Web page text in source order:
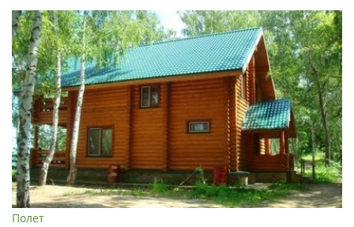
Полет